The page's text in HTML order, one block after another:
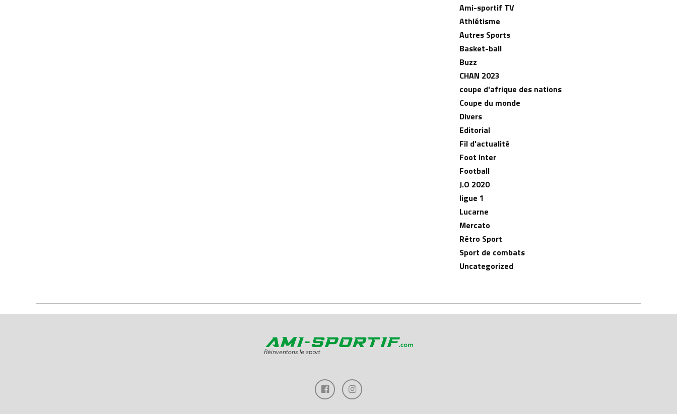
Ami-sportif TV
Athlétisme
Autres Sports
Basket-ball
Buzz
CHAN 2023
coupe d'afrique des nations
Coupe du monde
Divers
Editorial
Fil d'actualité
Foot Inter
Football
J.O 2020
ligue 1
Lucarne
Mercato
Rétro Sport
Sport de combats
Uncategorized